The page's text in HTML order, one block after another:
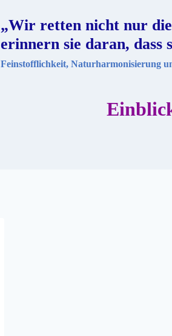
„Wir retten nicht nur
erinnern sie daran, dass
Feinstofflichkeit, Naturharmonisierung